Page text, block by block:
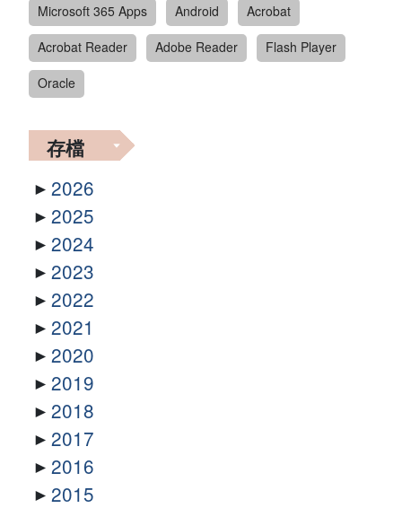
Microsoft 365 Apps
Android
Acrobat
Acrobat Reader
Adobe Reader
Flash Player
Oracle
存檔
2026
2025
2024
2023
2022
2021
2020
2019
2018
2017
2016
2015